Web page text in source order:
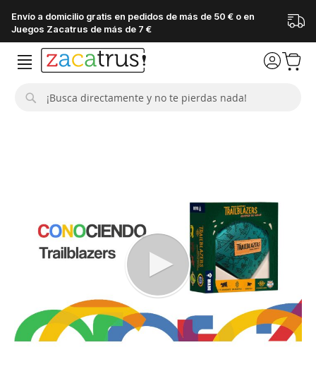
Envío a domicilio gratis en pedidos de más de 50 € o en
Juegos Zacatrus de más de 7 €
imágenes